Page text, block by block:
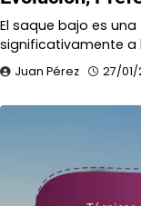
El saque bajo es
significativamente a
Juan Pérez 27/